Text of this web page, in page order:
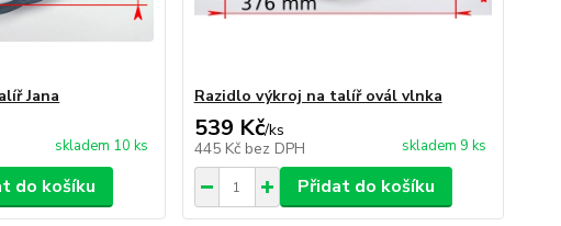
Jana
skladem 10 ks
do košíku
Razidlo výkroj na talíř ovál vlnka
539 Kč/ks
445 Kč bez DPH skladem 9 ks
Přidat do košíku